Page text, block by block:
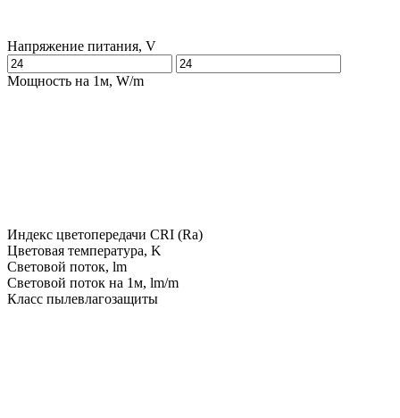
Напряжение питания, V
Мощность на 1м, W/m
Индекс цветопередачи CRI (Ra)
Цветовая температура, K
Световой поток, lm
Световой поток на 1м, lm/m
Класс пылевлагозащиты